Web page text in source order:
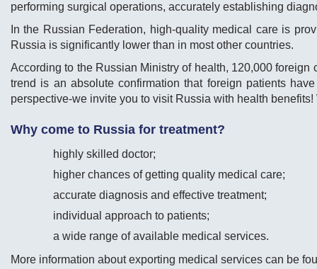
performing surgical operations, accurately establishing
In the Russian Federation, high-quality medical care is
Russia is significantly lower than in most other countries.
According to the Russian Ministry of health, 120,000
trend is an absolute confirmation that foreign patients
perspective-we invite you to visit Russia with health
Why come to Russia for treatment?
highly skilled doctor;
higher chances of getting quality medical care;
accurate diagnosis and effective treatment;
individual approach to patients;
a wide range of available medical services.
More information about exporting medical services can be